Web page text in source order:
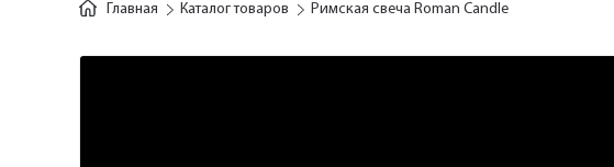
Главная Каталог товаров Римская свеча Roman Candle